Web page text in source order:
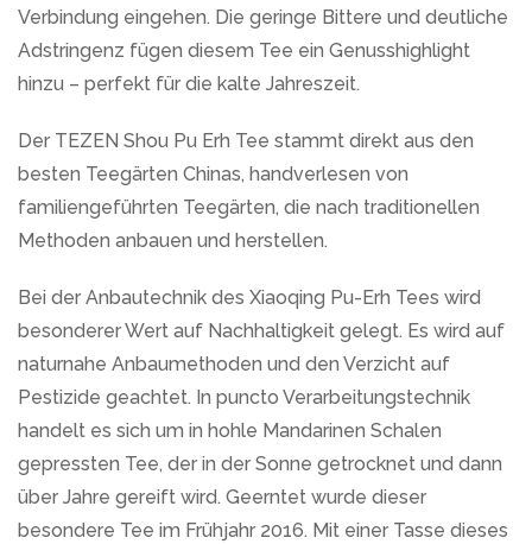
Verbindung eingehen. Die geringe Bittere und deutliche
Adstringenz fügen diesem Tee ein Genusshighlight
hinzu – perfekt für die kalte Jahreszeit.
Der TEZEN Shou Pu Erh Tee stammt direkt aus den
besten Teegärten Chinas, handverlesen von
familiengeführten Teegärten, die nach traditionellen
Methoden anbauen und herstellen.
Bei der Anbautechnik des Xiaoqing Pu-Erh Tees wird
besonderer Wert auf Nachhaltigkeit gelegt. Es wird auf
naturnahe Anbaumethoden und den Verzicht auf
Pestizide geachtet. In puncto Verarbeitungstechnik
handelt es sich um in hohle Mandarinen Schalen
gepressten Tee, der in der Sonne getrocknet und dann
über Jahre gereift wird. Geerntet wurde dieser
besondere Tee im Frühjahr 2016. Mit einer Tasse dieses